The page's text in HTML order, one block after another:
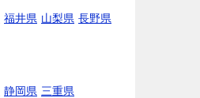
福井県 山梨県 長野県
静岡県 三重県